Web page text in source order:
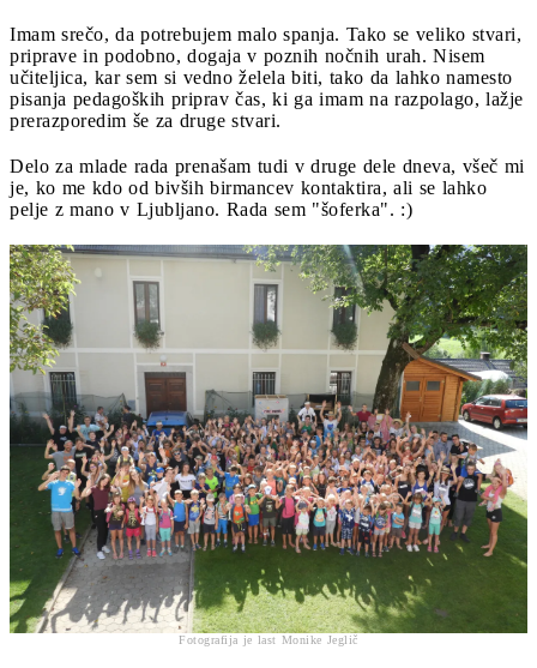
Imam srečo, da potrebujem malo spanja. Tako se veliko stvari,
priprave in podobno, dogaja v poznih nočnih urah. Nisem
učiteljica, kar sem si vedno želela biti, tako da lahko namesto
pisanja pedagoških priprav čas, ki ga imam na razpolago, lažje
prerazporedim še za druge stvari.
Delo za mlade rada prenašam tudi v druge dele dneva, všeč mi
je, ko me kdo od bivših birmancev kontaktira, ali se lahko
pelje z mano v Ljubljano. Rada sem "šoferka". :)
Fotografija je last Monike Jeglič